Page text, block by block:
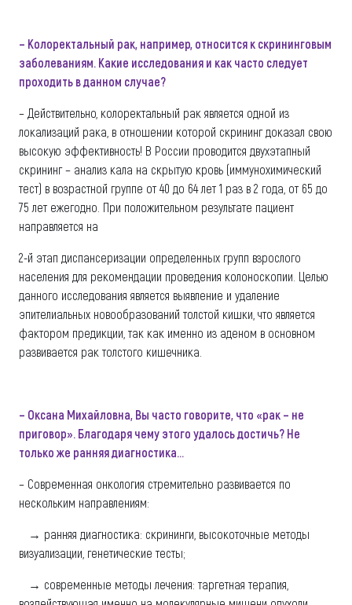
– Колоректальный рак, например, относится к скрининговым
заболеваниям. Какие исследования и как часто следует
проходить в данном случае?
– Действительно, колоректальный рак является одной из
локализаций рака, в отношении которой скрининг доказал свою
высокую эффективность! В России проводится двухэтапный
скрининг – анализ кала на скрытую кровь (иммунохимический
тест) в возрастной группе от 40 до 64 лет 1 раз в 2 года, от 65 до
75 лет ежегодно. При положительном результате пациент
направляется на
2-й этап диспансеризации определенных групп взрослого
населения для рекомендации проведения колоноскопии. Целью
данного исследования является выявление и удаление
эпителиальных новообразований толстой кишки, что является
фактором предикции, так как именно из аденом в основном
развивается рак толстого кишечника.
– Оксана Михайловна, Вы часто говорите, что «рак – не
приговор». Благодаря чему этого удалось достичь? Не
только же ранняя диагностика...
– Современная онкология стремительно развивается по
нескольким направлениям:
→ ранняя диагностика: скрининги, высокоточные методы
визуализации, генетические тесты;
→ современные методы лечения: таргетная терапия,